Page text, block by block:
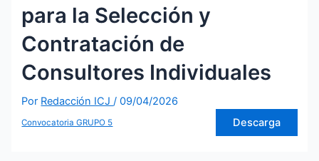
para la Selección y
Contratación de
Consultores Individuales
Por Redacción ICJ/09/04/2026
Convocatoria GRUPO 5 Descarga